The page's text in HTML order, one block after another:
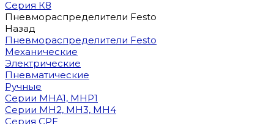
Серия К8
Пневмораспределители Festo
Назад
Пневмораспределители Festo
Механические
Электрические
Пневматические
Ручные
Cерии MHA1, MHP1
Cерии MH2, MH3, MH4
Cерия CPE